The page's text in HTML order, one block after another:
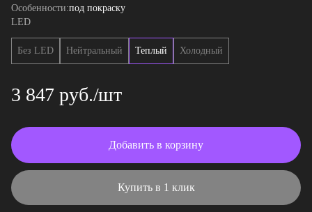
Особенности:под покраску
LED
Без LED Нейтральный Теплый Холодный
3 847 руб./шт
Добавить в корзину
Купить в 1 клик